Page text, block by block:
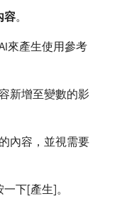
容。
來產生使用參考
新增至變數的影
內容，並視需要
下[產生]。